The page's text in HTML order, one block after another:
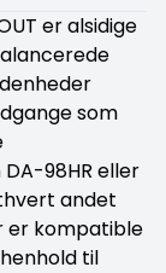
er alsidige
som
98HR eller
andet
er kompatible
til